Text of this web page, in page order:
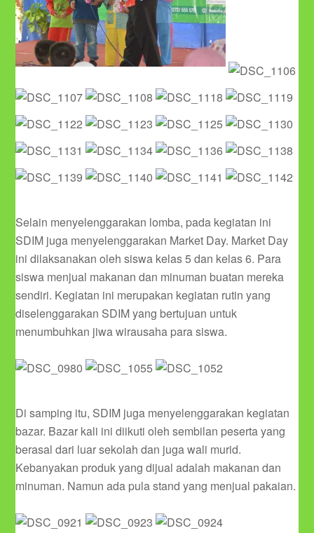
Selain menyelenggarakan lomba, pada kegiatan ini
SDIM juga menyelenggarakan Market Day. Market Day
ini dilaksanakan oleh siswa kelas 5 dan kelas 6. Para
siswa menjual makanan dan minuman buatan mereka
sendiri. Kegiatan ini merupakan kegiatan rutin yang
diselenggarakan SDIM yang bertujuan untuk
menumbuhkan jiwa wirausaha para siswa.
Di samping itu, SDIM juga menyelenggarakan kegiatan
bazar. Bazar kali ini diikuti oleh sembilan peserta yang
berasal dari luar sekolah dan juga wali murid.
Kebanyakan produk yang dijual adalah makanan dan
minuman. Namun ada pula stand yang menjual pakaian.